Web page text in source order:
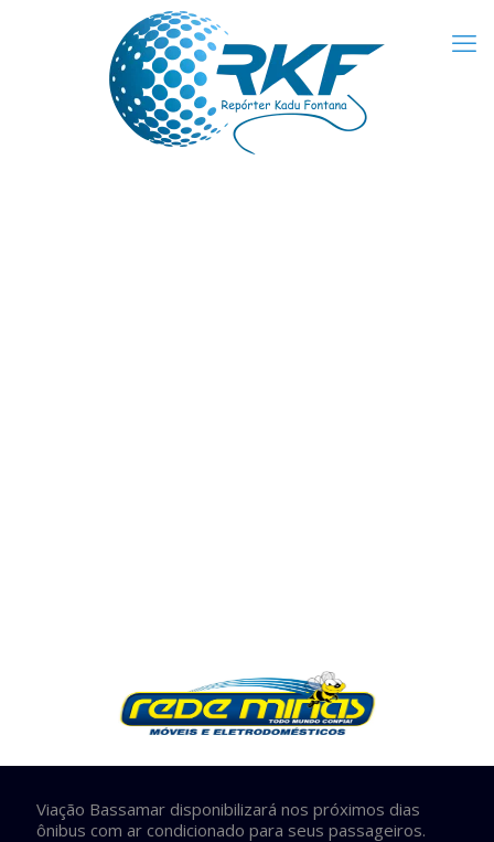
Viação Bassamar disponibilizará nos próximos dias
ônibus com ar condicionado para seus passageiros.